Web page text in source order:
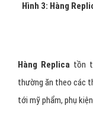
Hình 3: Hàng
Hàng Replicatồn
thường ăn theo các
tới mỹ phẩm, phụ